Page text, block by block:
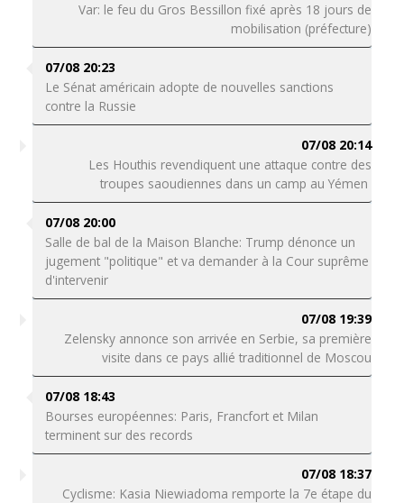
Var: le feu du Gros Bessillon fixé après 18 jours de
mobilisation (préfecture)
07/08 20:23
Le Sénat américain adopte de nouvelles sanctions
contre la Russie
07/08 20:14
Les Houthis revendiquent une attaque contre des
troupes saoudiennes dans un camp au Yémen
07/08 20:00
Salle de bal de la Maison Blanche: Trump dénonce un
jugement "politique" et va demander à la Cour suprême
d'intervenir
07/08 19:39
Zelensky annonce son arrivée en Serbie, sa première
visite dans ce pays allié traditionnel de Moscou
07/08 18:43
Bourses européennes: Paris, Francfort et Milan
terminent sur des records
07/08 18:37
Cyclisme: Kasia Niewiadoma remporte la 7e étape du